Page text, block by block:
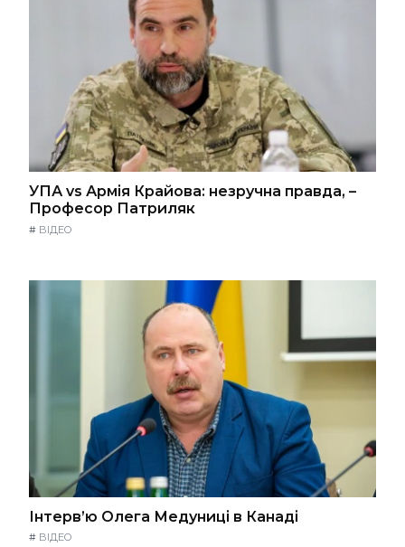
УПА vs Армія Крайова: незручна правда, –
Професор Патриляк
# ВІДЕО
Інтерв’ю Олега Медуниці в Канаді
# ВІДЕО